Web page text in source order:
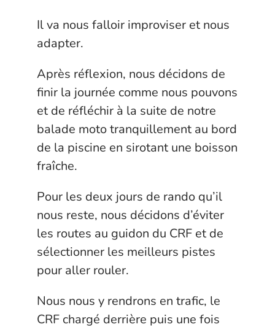
Il va nous falloir improviser et nous
adapter.
Après réflexion, nous décidons de
finir la journée comme nous pouvons
et de réfléchir à la suite de notre
balade moto tranquillement au bord
de la piscine en sirotant une boisson
fraîche.
Pour les deux jours de rando qu’il
nous reste, nous décidons d’éviter
les routes au guidon du CRF et de
sélectionner les meilleurs pistes
pour aller rouler.
Nous nous y rendrons en trafic, le
CRF chargé derrière puis une fois